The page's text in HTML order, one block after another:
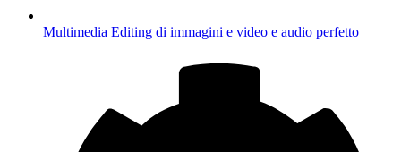
Multimedia Editing di immagini e video e audio perfetto